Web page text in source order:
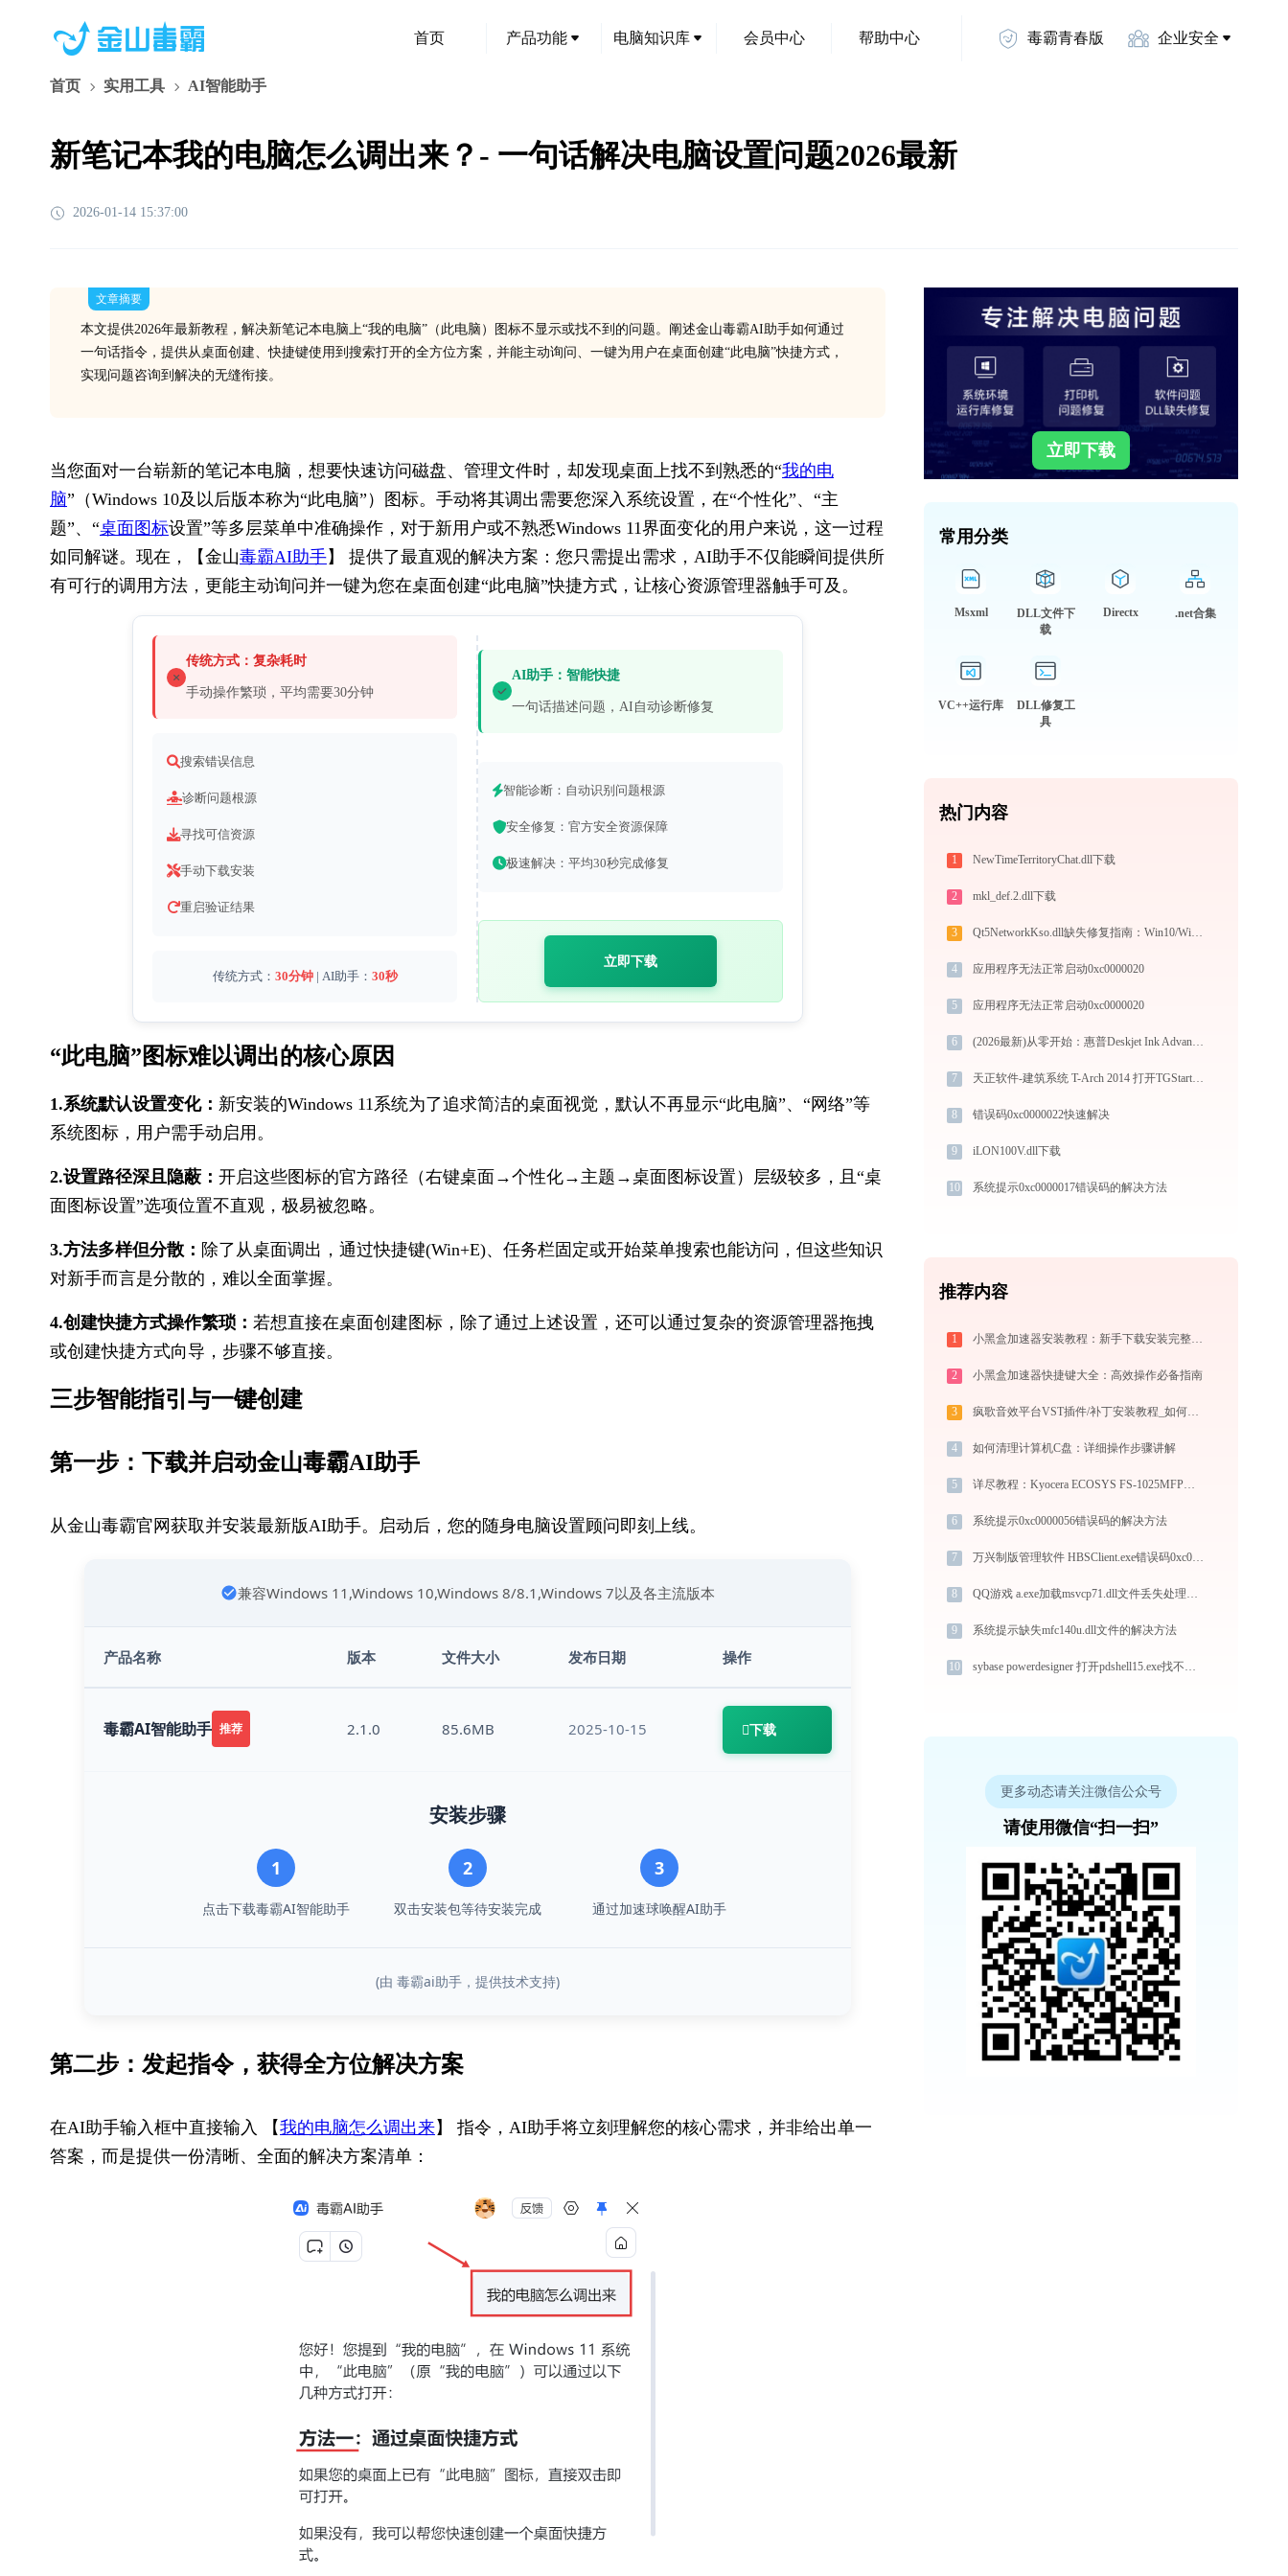
首页 产品功能 电脑知识库 会员中心 帮助中心 毒霸青春版 企业安全
首页 实用工具 AI智能助手
新笔记本我的电脑怎么调出来？- 一句话解决电脑设置问题2026最新
2026-01-14 15:37:00
文章摘要
本文提供2026年最新教程，解决新笔记本电脑上“我的电脑”（此电脑）图标不显示或找不到的问题。阐述金山毒霸AI助手如何通过
一句话指令，提供从桌面创建、快捷键使用到搜索打开的全方位方案，并能主动询问、一键为用户在桌面创建“此电脑”快捷方式，
实现问题咨询到解决的无缝衔接。
当您面对一台崭新的笔记本电脑，想要快速访问磁盘、管理文件时，却发现桌面上找不到熟悉的“我的电
脑”（Windows 10及以后版本称为“此电脑”）图标。手动将其调出需要您深入系统设置，在“个性化”、“主
题”、“桌面图标设置”等多层菜单中准确操作，对于新用户或不熟悉Windows 11界面变化的用户来说，这一过程
如同解谜。现在，【金山毒霸AI助手】 提供了最直观的解决方案：您只需提出需求，AI助手不仅能瞬间提供所
有可行的调用方法，更能主动询问并一键为您在桌面创建“此电脑”快捷方式，让核心资源管理器触手可及。
传统方式：复杂耗时
手动操作繁琐，平均需要30分钟
搜索错误信息
诊断问题根源
寻找可信资源
手动下载安装
重启验证结果
传统方式： 30分钟 | AI助手： 30秒
AI助手：智能快捷
一句话描述问题，AI自动诊断修复
智能诊断：自动识别问题根源
安全修复：官方安全资源保障
极速解决：平均30秒完成修复
立即下载
“此电脑”图标​难以调出的核心原因
1.系统默认设置变化： 新安装的Windows 11系统为了追求简洁的桌面视觉，默认不再显示“此电脑”、“网络”等
系统图标，用户需手动启用。
2.设置路径深且隐蔽： 开启这些图标的官方路径（右键桌面→个性化→主题→桌面图标设置）层级较多，且“桌
面图标设置”选项位置不直观，极易被忽略。
3.方法多样但分散： 除了从桌面调出，通过快捷键(Win+E)、任务栏固定或开始菜单搜索也能访问，但这些知识
对新手而言是分散的，难以全面掌握。
4.创建快捷方式操作繁琐： 若想直接在桌面创建图标，除了通过上述设置，还可以通过复杂的资源管理器拖拽
或创建快捷方式向导，步骤不够直接。
三步智能指引与一键创建
第一步：下载并启动金山毒霸AI助手
从金山毒霸官网获取并安装最新版AI助手。启动后，您的随身电脑设置顾问即刻上线。
兼容Windows 11,Windows 10,Windows 8/8.1,Windows 7以及各主流版本
产品名称 版本 文件大小 发布日期 操作
毒霸AI智能助手 推荐 2.1.0 85.6MB 2025-10-15 下载
安装步骤
1
点击下载毒霸AI智能助手
2
双击安装包等待安装完成
3
通过加速球唤醒AI助手
(由 毒霸ai助手，提供技术支持)
第二步：发起指令，获得​全方位解决方案
在AI助手输入框中直接输入 【我的电脑怎么调出来】 指令，AI助手将立刻理解您的核心需求，并非给出单一
答案，而是提供一份清晰、全面的解决方案清单：
立即下载
常用分类
Msxml
DLL文件下
载
Directx .net合集
VC++运行库
DLL修复工
具
热门内容
1 NewTimeTerritoryChat.dll下载
2 mkl_def.2.dll下载
3 Qt5NetworkKso.dll缺失修复指南：Win10/Win11系统完整解决方案
4 应用程序无法正常启动0xc0000020
5 应用程序无法正常启动0xc0000020
6 (2026最新)从零开始：惠普Deskjet Ink Advantage 4518 eAIO打印机驱动的下载及安装流程
7 天正软件-建筑系统 T-Arch 2014 打开TGStart64.exe找不到tch_adoglue.dll怎么办
8 错误码0xc0000022快速解决
9 iLON100V.dll下载
10 系统提示0xc0000017错误码的解决方法
推荐内容
1 小黑盒加速器安装教程：新手下载安装完整步骤
2 小黑盒加速器快捷键大全：高效操作必备指南
3 疯歌音效平台VST插件/补丁安装教程_如何加载插件效果包
4 如何清理计算机C盘：详细操作步骤讲解
5 详尽教程：Kyocera ECOSYS FS-1025MFP打印机驱动的正确下载与安装方式
6 系统提示0xc0000056错误码的解决方法
7 万兴制版管理软件 HBSClient.exe错误码0xc0000056处理办法
8 QQ游戏 a.exe加载msvcp71.dll文件丢失处理办法
9 系统提示缺失mfc140u.dll文件的解决方法
10 sybase powerdesigner 打开pdshell15.exe找不到pdcore15.dll怎么办
更多动态请关注微信公众号
请使用微信“扫一扫”